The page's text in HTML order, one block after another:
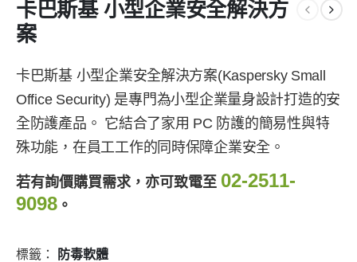
卡巴斯基 小型企業安全解決方
案
卡巴斯基 小型企業安全解決方案(Kaspersky Small
Office Security) 是專門為小型企業量身設計打造的安
全防護產品。 它結合了家用 PC 防護的簡易性與特
殊功能，在員工工作的同時保障企業安全。
若有詢價購買需求，亦可致電至 02-2511-
9098 。
標籤： 防毒軟體